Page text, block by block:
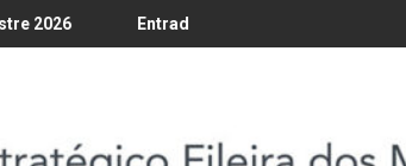
Entrada em vigor da regulamentação do Lobby -